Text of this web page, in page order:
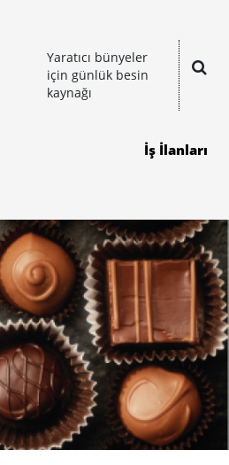
Yaratıcı bünyeler
için günlük besin
kaynağı
İş İlanları